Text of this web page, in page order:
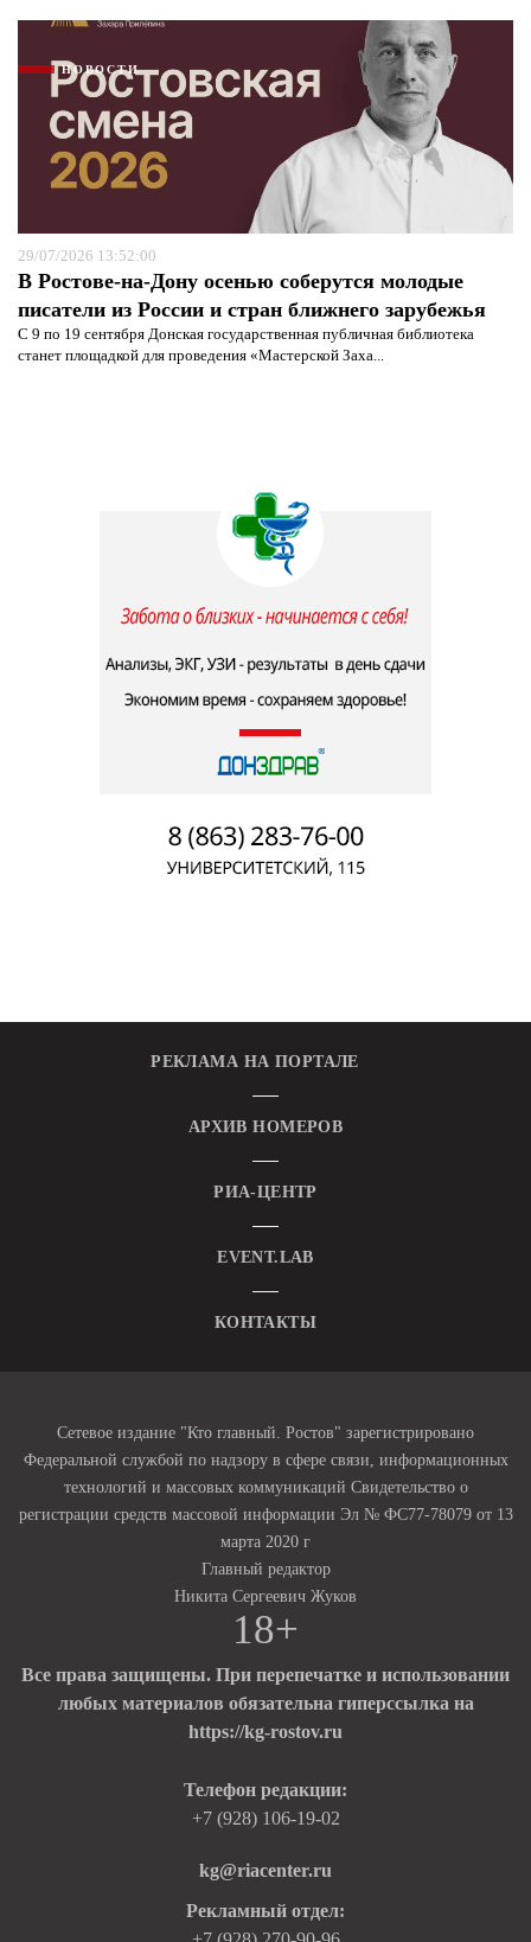
НОВОСТИ
29/07/2026 13:52:00
В Ростове-на-Дону осенью соберутся молодые
писатели из России и стран ближнего зарубежья
С 9 по 19 сентября Донская государственная публичная библиотека
станет площадкой для проведения «Мастерской Заха...
РЕКЛАМА НА ПОРТАЛЕ
АРХИВ НОМЕРОВ
РИА-ЦЕНТР
EVENT.LAB
КОНТАКТЫ
Сетевое издание "Кто главный. Ростов" зарегистрировано
Федеральной службой по надзору в сфере связи, информационных
технологий и массовых коммуникаций Свидетельство о
регистрации средств массовой информации Эл № ФС77-78079 от 13
марта 2020 г
Главный редактор
Никита Сергеевич Жуков
18+
Все права защищены. При перепечатке и использовании
любых материалов обязательна гиперссылка на
https://kg-rostov.ru
Телефон редакции:
+7 (928) 106-19-02
kg@riacenter.ru
Рекламный отдел: